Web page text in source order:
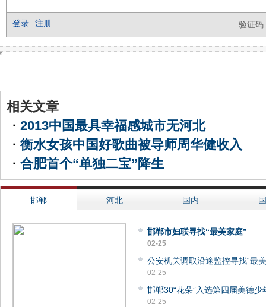
相关文章
· 2013中国最具幸福感城市无河北
· 衡水女孩中国好歌曲被导师周华健收入
· 合肥首个“单独二宝”降生
邯郸 河北 国内
邯郸市妇联寻找“最美家庭”
02-25
公安机关调取沿途监控寻找“最
02-25
邯郸30“花朵”入选第四届美德少
02-25